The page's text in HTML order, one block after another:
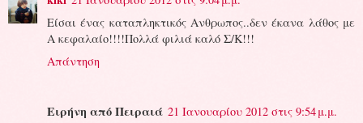
Είσαι ένας καταπληκτικός Ανθρωπος..δεν έκανα λάθος με
Α κεφαλαίο!!!!Πολλά φιλιά καλό Σ/Κ!!!
Απάντηση
Ειρήνη από Πειραιά 21 Ιανουαρίου 2012 στις 9:54 μ.μ.